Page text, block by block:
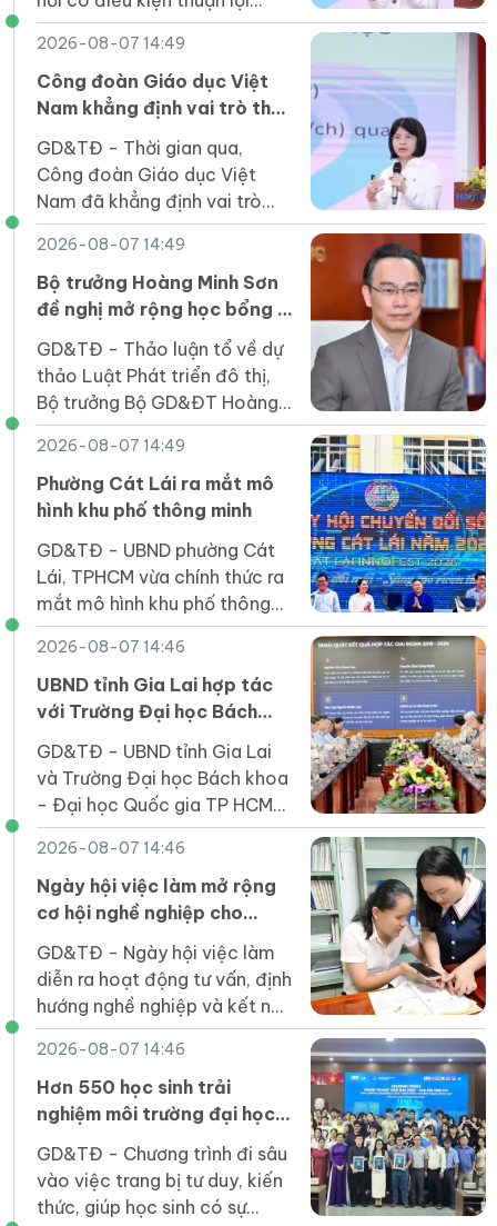
giảm khoảng 50% đầu mối
cơ sở giáo dục công lập so
với thời điểm 1/7/2025.
2026-08-07 14:49
Công đoàn Giáo dục Việt
Nam khẳng định vai trò then
chốt thực hiện Nghị quyết
57
GD&TĐ - Thời gian qua,
Công đoàn Giáo dục Việt
Nam đã khẳng định vai trò
then chốt trong thực hiện
Nghị quyết 57 của Bộ Chính
trị.
2026-08-07 14:49
Bộ trưởng Hoàng Minh Sơn
đề nghị mở rộng học bổng ở
các lĩnh vực trọng điểm
GD&TĐ - Thảo luận tổ về dự
thảo Luật Phát triển đô thị,
Bộ trưởng Bộ GD&ĐT Hoàng
Minh Sơn đề nghị mở rộng học
bổng cho người học ở các
ngành, lĩnh vực trọng điểm.
2026-08-07 14:49
Phường Cát Lái ra mắt mô
hình khu phố thông minh
GD&TĐ - UBND phường Cát
Lái, TPHCM vừa chính thức ra
mắt mô hình khu phố thông
minh tại 24 khu phố trên địa
bàn phường này.
2026-08-07 14:46
UBND tỉnh Gia Lai hợp tác
với Trường Đại học Bách
khoa TP HCM phát triển
nhân lực số
GD&TĐ - UBND tỉnh Gia Lai
và Trường Đại học Bách khoa
- Đại học Quốc gia TP HCM
hợp tác đào tạo nguồn nhân
lực số, phát triển STEM, AI,
công nghiệp bán dẫn.
2026-08-07 14:46
Ngày hội việc làm mở rộng
cơ hội nghề nghiệp cho
người khuyết tật Quảng Trị
GD&TĐ - Ngày hội việc làm
diễn ra hoạt động tư vấn, định
hướng nghề nghiệp và kết nối
tuyển dụng, góp phần giúp
người khuyết tật tiếp cận
việc làm.
2026-08-07 14:46
Hơn 550 học sinh trải
nghiệm môi trường đại học
tại UEH Mekong
GD&TĐ - Chương trình đi sâu
vào việc trang bị tư duy, kiến
thức, giúp học sinh có sự